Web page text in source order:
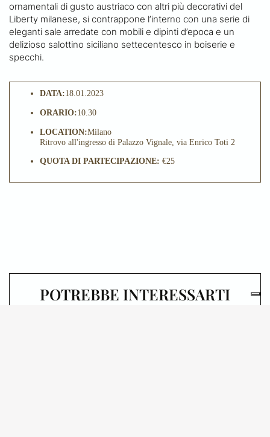
ornamentali di gusto austriaco con altri più decorativi del
Liberty milanese, si contrappone l’interno con una serie di
eleganti sale arredate con mobili e dipinti d’epoca e un
delizioso salottino siciliano settecentesco in boiserie e
specchi.
DATA:18.01.2023
ORARIO:10.30
LOCATION:Milano
Ritrovo all'ingresso di Palazzo Vignale, via Enrico Toti 2
QUOTA DI PARTECIPAZIONE: €25
POTREBBE INTERESSARTI